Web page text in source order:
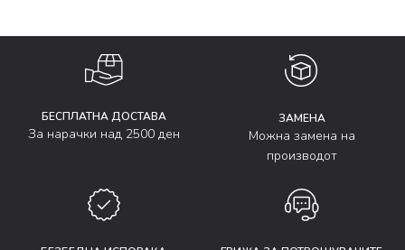
БЕСПЛАТНА ДОСТАВА
За нарачки над 2500 ден
ЗАМЕНА
Можна замена на
производот